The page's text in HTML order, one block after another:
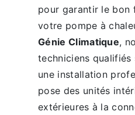
pour garantir le bon
votre pompe à
Génie Climatique,
techniciens qualifiés
une installation
pose des unités
extérieures à la